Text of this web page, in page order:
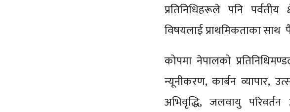
प्रतिनिधिहरूले पनि
विषयलाई प्राथमिकताका साथ
कोपमा नेपालको
न्यूनीकरण, कार्बन व्यापार,
अभिवृद्धि, जलवायु